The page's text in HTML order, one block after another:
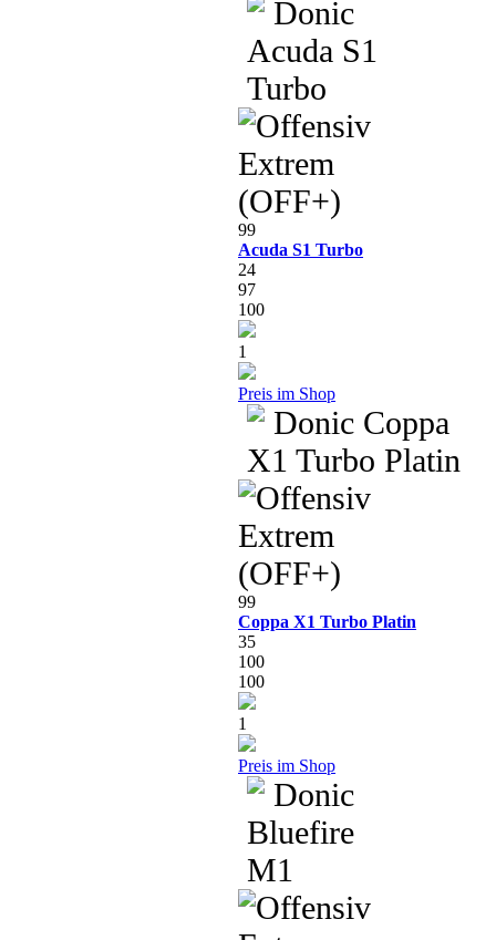
99
Acuda S1 Turbo
24
97
100
1
Preis im Shop
99
Coppa X1 Turbo Platin
35
100
100
1
Preis im Shop